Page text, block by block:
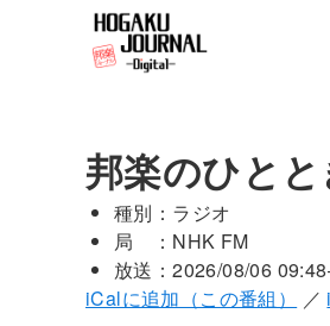
邦楽のひとと
種別：ラジオ
局 ：NHK FM
放送：2026/08/06
iCalに追加（この番組）
／